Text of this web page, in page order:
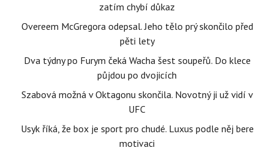
zatím chybí důkaz
Overeem McGregora odepsal. Jeho tělo prý skončilo před
pěti lety
Dva týdny po Furym čeká Wacha šest soupeřů. Do klece
půjdou po dvojicích
Szabová možná v Oktagonu skončila. Novotný ji už vidí v
UFC
Usyk říká, že box je sport pro chudé. Luxus podle něj bere
motivaci